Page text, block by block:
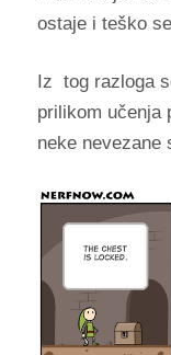
ostaje i teško
Iz tog razloga
prilikom učenja
neke nevezane